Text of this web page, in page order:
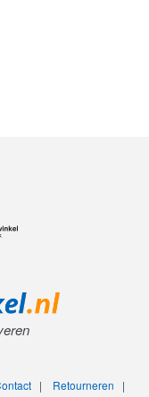
| Retourneren |